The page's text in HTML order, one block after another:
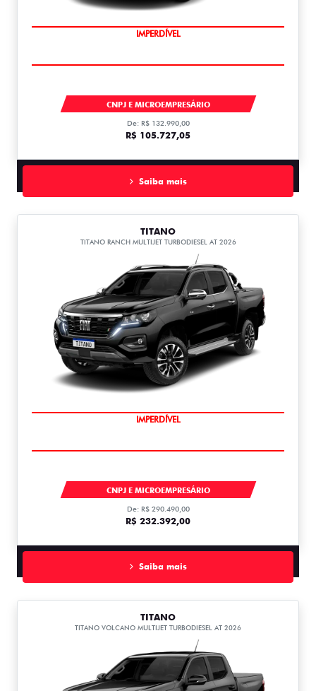
IMPERDÍVEL
CNPJ E MICROEMPRESÁRIO
De: R$ 132.990,00
R$ 105.727,05
Saiba mais
TITANO
TITANO RANCH MULTIJET TURBODIESEL AT 2026
IMPERDÍVEL
CNPJ E MICROEMPRESÁRIO
De: R$ 290.490,00
R$ 232.392,00
Saiba mais
TITANO
TITANO VOLCANO MULTIJET TURBODIESEL AT 2026